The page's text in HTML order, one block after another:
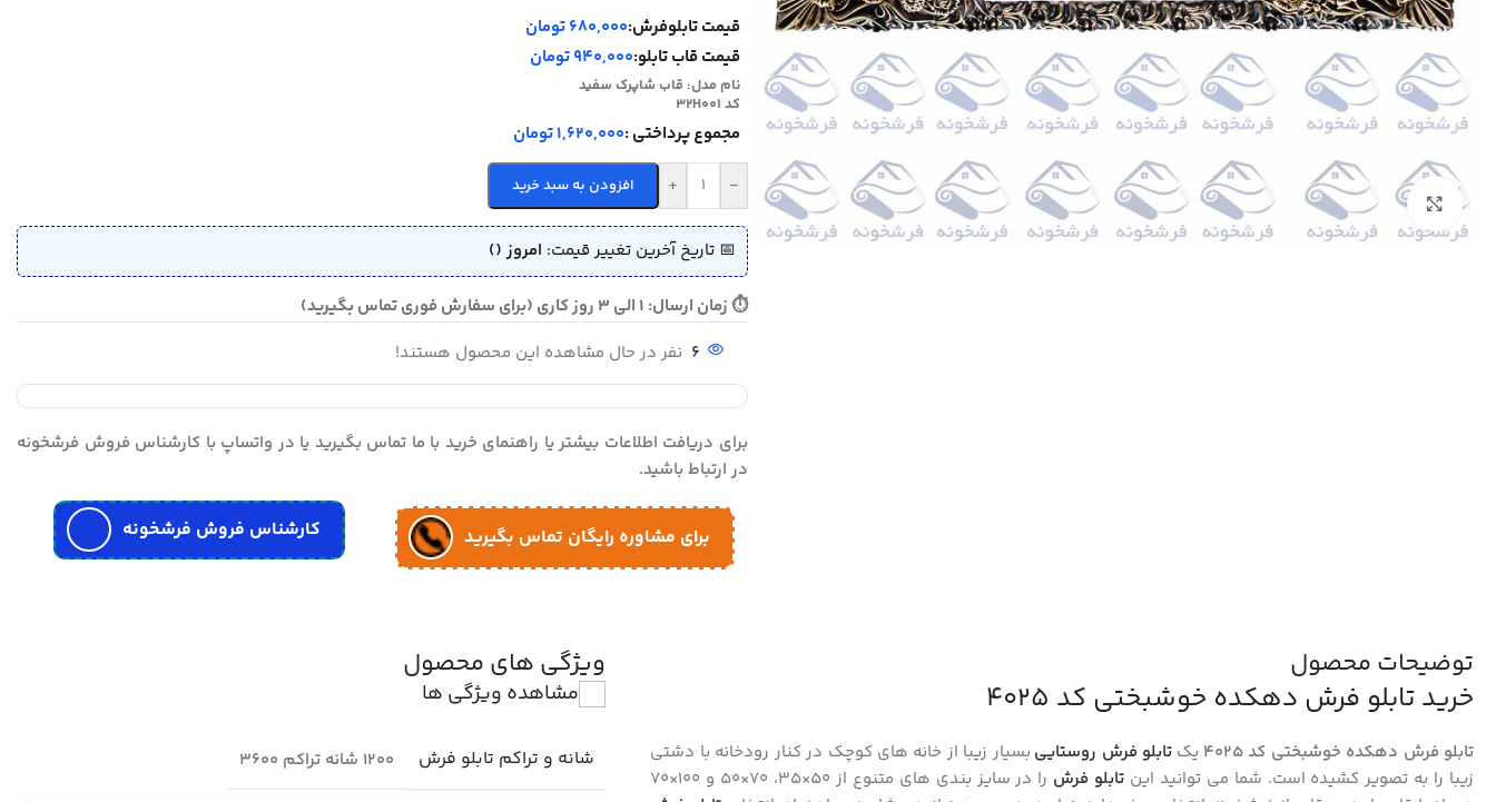
بزرگنمایی تصویر
قیمت تابلوفرش:680,000 تومان
قیمت قاب تابلو:940,000 تومان
نام مدل: قاب شاپرک سفید
کد 32H001
مجموع پرداختی :1,620,000 تومان
-
+ افزودن به سبد خرید
📅 تاریخ آخرین تغییر قیمت: امروز ()
⏱ زمان ارسال: 1 الی 3 روز کاری (برای سفارش فوری تماس بگیرید)
6 نفر در حال مشاهده این محصول هستند!
برای دریافت اطلاعات بیشتر یا راهنمای خرید با ما تماس بگیرید یا در واتساپ با کارشناس فروش فرشخونه
در ارتباط باشید.
برای مشاوره رایگان تماس بگیرید کارشناس فروش فرشخونه
توضیحات محصول
خرید تابلو فرش دهکده خوشبختی کد 4025
تابلو فرش دهکده خوشبختی کد 4025 یک تابلو فرش روستایی بسیار زیبا از خانه های کوچک در کنار رودخانه با دشتی
زیبا را به تصویر کشیده است. شما می توانید این تابلو فرش
را در سایز بندی های متنوع از 50×35، 70×50 و 100×70
ویژگی های محصول
مشاهده ویژگی ها
شانه و تراکم تابلو فرش 1200 شانه تراکم 3600